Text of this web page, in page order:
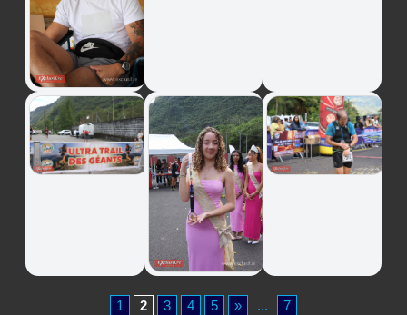
1 2 3 4 5 » ... 7